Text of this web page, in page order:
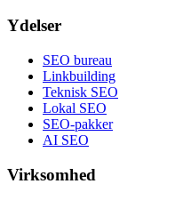
Ydelser
SEO bureau
Linkbuilding
Teknisk SEO
Lokal SEO
SEO-pakker
AI SEO
Virksomhed